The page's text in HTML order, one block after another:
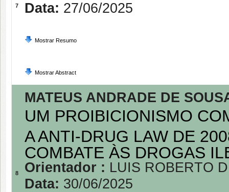
7
Data: 27/06/2025
Mostrar Resumo
Mostrar Abstract
8
MATEUS ANDRADE DE
UM PROIBICIONISMO
A ANTI-DRUG LAW DE
COMBATE ÀS DROGAS
Orientador : LUIS ROBERTO
Data: 30/06/2025